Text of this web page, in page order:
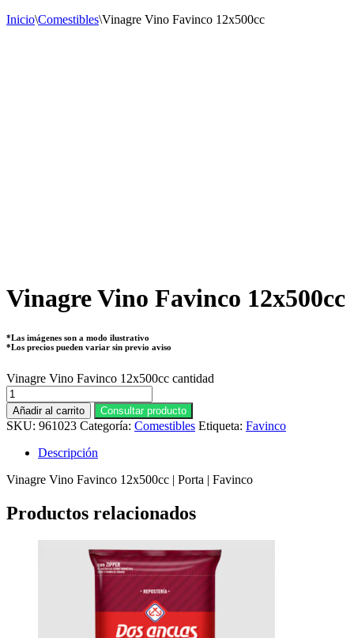
Inicio\Comestibles\Vinagre Vino Favinco 12x500cc
Vinagre Vino Favinco 12x500cc
*Las imágenes son a modo ilustrativo
*Los precios pueden variar sin previo aviso
Vinagre Vino Favinco 12x500cc cantidad
Añadir al carrito Consultar producto
SKU: 961023 Categoría: Comestibles Etiqueta: Favinco
Descripción
Vinagre Vino Favinco 12x500cc | Porta | Favinco
Productos relacionados